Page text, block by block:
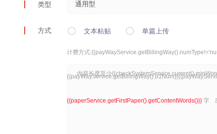
类型
方式 文本粘贴 单篇上传
计费方式:
{{paperService.getFirstPaper().getContentWords()}} 字